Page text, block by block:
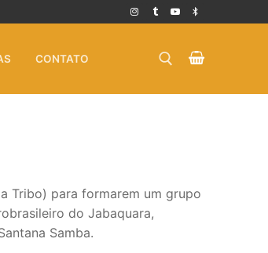
CONTATO
Tribo) para formarem um grupo
do Jabaquara,
Samba.